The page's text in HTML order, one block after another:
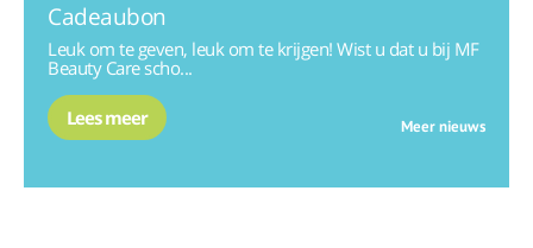
Cadeaubon
Leuk om te geven, leuk om te krijgen! Wist u dat u bij MF
Beauty Care scho...
Lees meer Meer nieuws